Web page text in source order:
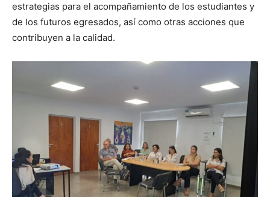
estrategias para el acompañamiento de los estudiantes y
de los futuros egresados, así como otras acciones que
contribuyen a la calidad.